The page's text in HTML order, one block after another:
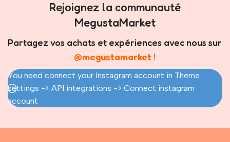
Rejoignez la communauté
MegustaMarket
Partagez vos achats et expériences avec nous sur
@megustamarket !
You need connect your Instagram account in Theme
settings -> API integrations -> Connect instagram
account